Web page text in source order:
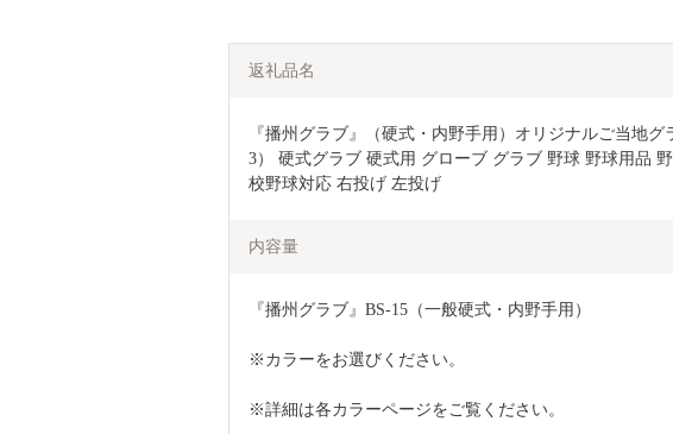
返礼品名
『播州グラブ』（硬式・内野手用）オリジナルご当地グ
3） 硬式グラブ 硬式用 グローブ グラブ 野球 野球用品 野
校野球対応 右投げ 左投げ
内容量
『播州グラブ』BS-15（一般硬式・内野手用）
※カラーをお選びください。
※詳細は各カラーページをご覧ください。